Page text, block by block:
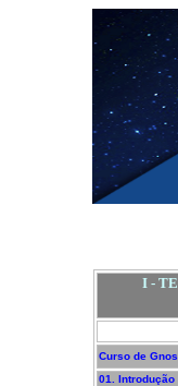
I -
Curso de
01.